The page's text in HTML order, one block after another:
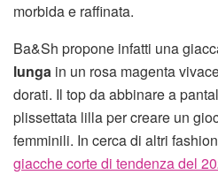
morbida e raffinata.
Ba&Sh propone infatti una
lunga in un rosa magenta
dorati. Il top da abbinare a
plissettata lilla per creare un
femminili. In cerca di altri
giacche corte di tendenza del